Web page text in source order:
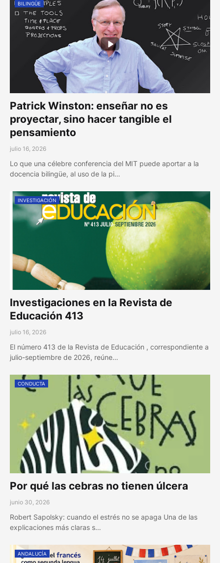
BILINGÜE
Patrick Winston: enseñar no es
proyectar, sino hacer tangible el
pensamiento
julio 16, 2026
Lo que una célebre conferencia del MIT puede aportar a la
docencia bilingüe, al uso de la pi…
INVESTIGACIÓN
Investigaciones en la Revista de
Educación 413
julio 16, 2026
El número 413 de la Revista de Educación , correspondiente a
julio-septiembre de 2026, reúne…
CONDUCTA
Por qué las cebras no tienen úlcera
junio 30, 2026
Robert Sapolsky: cuando el estrés no se apaga Una de las
explicaciones más claras s…
ANDALUCÍA